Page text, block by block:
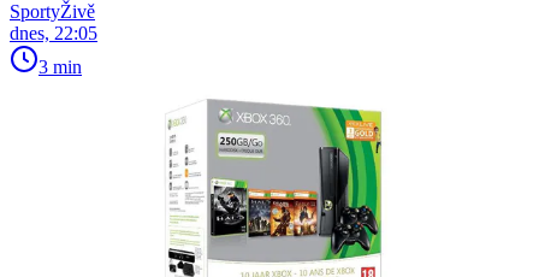
SportyŽivě
dnes, 22:05
3 min